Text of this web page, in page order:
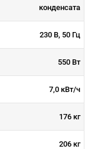
конденсата
230 В, 50 Гц
550 Вт
7,0 кВт/ч
176 кг
206 кг